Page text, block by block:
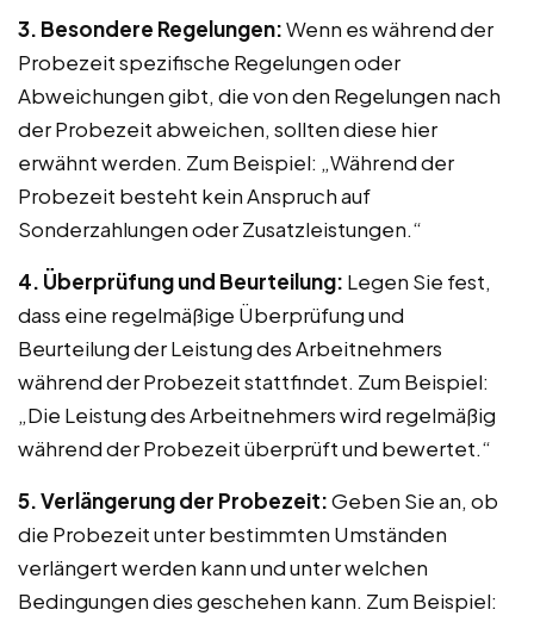
3. Besondere Regelungen:Wenn es während der
Probezeit spezifische Regelungen oder
Abweichungen gibt, die von den Regelungen nach
der Probezeit abweichen, sollten diese hier
erwähnt werden. Zum Beispiel: „Während der
Probezeit besteht kein Anspruch auf
Sonderzahlungen oder Zusatzleistungen.“
4. Überprüfung und Beurteilung: Legen Sie fest,
dass eine regelmäßige Überprüfung und
Beurteilung der Leistung des Arbeitnehmers
während der Probezeit stattfindet. Zum Beispiel:
„Die Leistung des Arbeitnehmers wird regelmäßig
während der Probezeit überprüft und bewertet.“
5. Verlängerung der Probezeit:Geben Sie an, ob
die Probezeit unter bestimmten Umständen
verlängert werden kann und unter welchen
Bedingungen dies geschehen kann. Zum Beispiel: